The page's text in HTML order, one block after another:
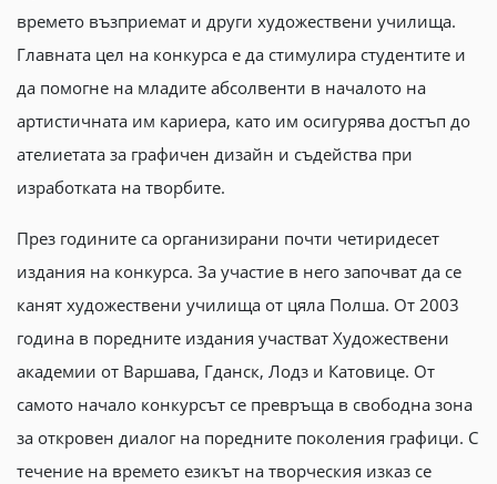
времето възприемат и други художествени училища.
Главната цел на конкурса е да стимулира студентите и
да помогне на младите абсолвенти в началото на
артистичната им кариера, като им осигурява достъп до
ателиетата за графичен дизайн и съдейства при
изработката на творбите.
През годините са организирани почти четиридесет
издания на конкурса. За участие в него започват да се
канят художествени училища от цяла Полша. От 2003
година в поредните издания участват Художествени
академии от Варшава, Гданск, Лодз и Катовице. От
самото начало конкурсът се превръща в свободна зона
за откровен диалог на поредните поколения графици. С
течение на времето езикът на творческия изказ се